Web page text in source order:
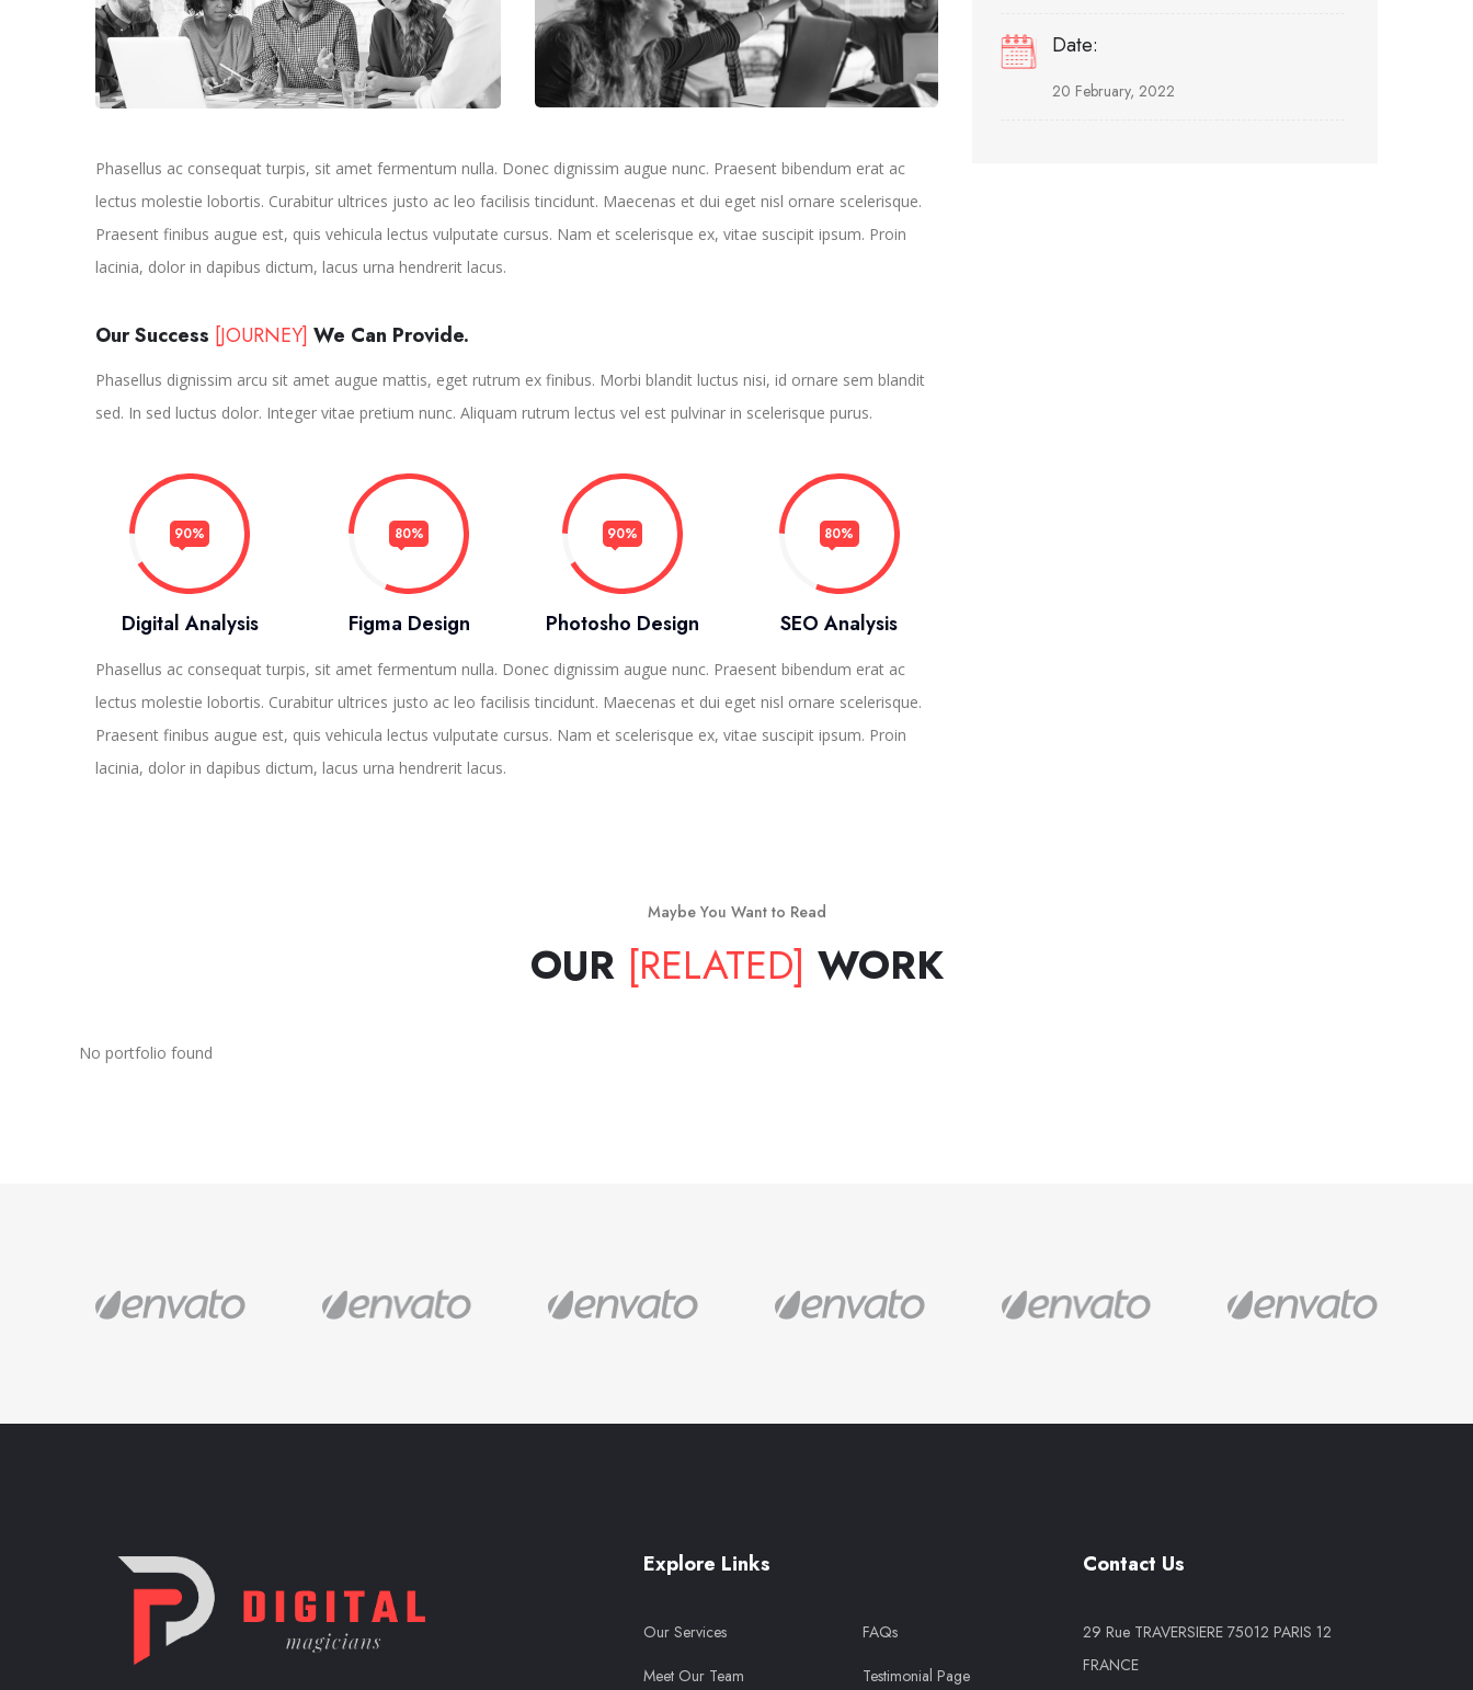
Phasellus ac consequat turpis, sit amet fermentum nulla. Donec dignissim augue nunc. Praesent bibendum erat ac
lectus molestie lobortis. Curabitur ultrices justo ac leo facilisis tincidunt. Maecenas et dui eget nisl ornare scelerisque.
Praesent finibus augue est, quis vehicula lectus vulputate cursus. Nam et scelerisque ex, vitae suscipit ipsum. Proin
lacinia, dolor in dapibus dictum, lacus urna hendrerit lacus.
Our Success [JOURNEY] We Can Provide.
Phasellus dignissim arcu sit amet augue mattis, eget rutrum ex finibus. Morbi blandit luctus nisi, id ornare sem blandit
sed. In sed luctus dolor. Integer vitae pretium nunc. Aliquam rutrum lectus vel est pulvinar in scelerisque purus.
90%
Digital Analysis
80%
Figma Design
90%
Photosho Design
80%
SEO Analysis
Phasellus ac consequat turpis, sit amet fermentum nulla. Donec dignissim augue nunc. Praesent bibendum erat ac
lectus molestie lobortis. Curabitur ultrices justo ac leo facilisis tincidunt. Maecenas et dui eget nisl ornare scelerisque.
Praesent finibus augue est, quis vehicula lectus vulputate cursus. Nam et scelerisque ex, vitae suscipit ipsum. Proin
lacinia, dolor in dapibus dictum, lacus urna hendrerit lacus.
Date:
20 February, 2022
Maybe You Want to Read
OUR [RELATED] WORK
No portfolio found
Explore Links
Our Services
Meet Our Team
FAQs
Testimonial Page
Contact Us
29 Rue TRAVERSIERE 75012 PARIS 12
FRANCE